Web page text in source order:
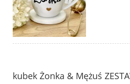
kubek Żonka & Mężuś